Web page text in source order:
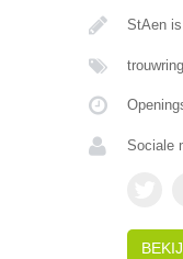
StAen
Sociale